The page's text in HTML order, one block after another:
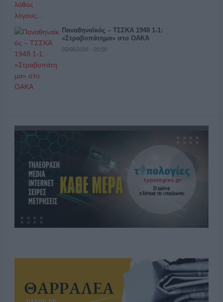
Παναθηναϊκός – ΤΣΣΚΑ 1948 1-1:
«Στραβοπάτημα» στο ΟΑΚΑ
05/08/2026 - 20:58